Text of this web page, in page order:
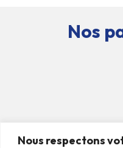
Nous respectons
Nos